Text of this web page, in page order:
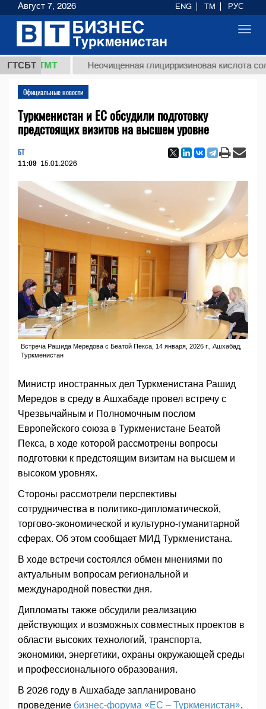
ГТСБТ
ТМТ Неочищенная глицирризиновая кислота
Официальные новости
Туркменистан и ЕС обсудили подготовку
предстоящих визитов на высшем уровне
БТ
11:09 15.01.2026
Встреча Рашида Мередова с Беатой Пекса, 14 января, 2026 г., Ашхабад,
Туркменистан
Министр иностранных дел Туркменистана Рашид
Мередов в среду в Ашхабаде провел встречу с
Чрезвычайным и Полномочным послом
Европейского союза в Туркменистане Беатой
Пекса, в ходе которой рассмотрены вопросы
подготовки к предстоящим визитам на высшем и
высоком уровнях.
Стороны рассмотрели перспективы
сотрудничества в политико-дипломатической,
торгово-экономической и культурно-гуманитарной
сферах. Об этом сообщает МИД Туркменистана.
В ходе встречи состоялся обмен мнениями по
актуальным вопросам региональной и
международной повестки дня.
Дипломаты также обсудили реализацию
действующих и возможных совместных проектов в
области высоких технологий, транспорта,
экономики, энергетики, охраны окружающей среды
и профессионального образования.
В 2026 году в Ашхабаде запланировано
проведение бизнес-форума «ЕС – Туркменистан».
Август 7, 2026 ENG TM РУС